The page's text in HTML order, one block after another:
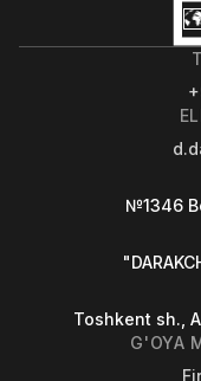
№1346
Toshkent sh.,
G'OYA